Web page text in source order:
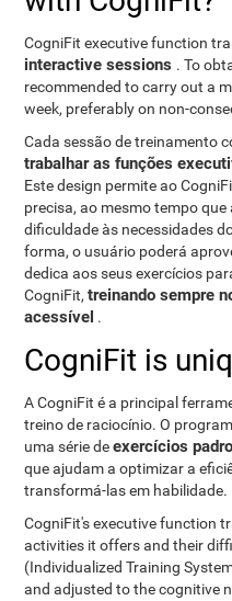
CogniFit executive function
interactive sessions . To
recommended to carry out a
week, preferably on non-
Cada sessão de treinamento
trabalhar as funções
Este design permite ao
precisa, ao mesmo tempo
dificuldade às necessidades
forma, o usuário poderá
dedica aos seus exercícios
CogniFit,treinando sempre
acessível .
CogniFit is
A CogniFit é a principal
treino de raciocínio. O
uma série deexercícios
que ajudam a optimizar a
transformá-las em habilidade.
CogniFit's executive function
activities it offers and their
(Individualized Training
and adjusted to the cognitive